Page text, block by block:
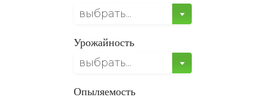
выбрать...
Урожайность
выбрать...
Опыляемость